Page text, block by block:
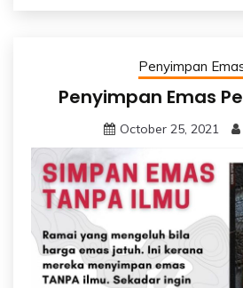
Penyimpan
Penyimpan Emas
October 25, 2021